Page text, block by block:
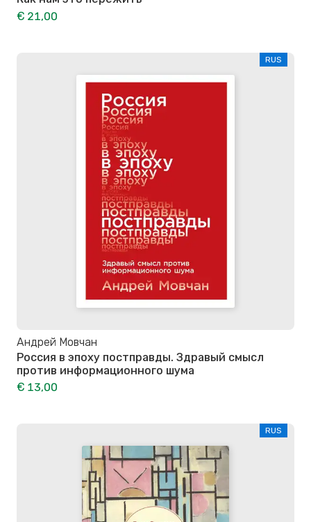
€ 21,00
RUS
Андрей Мовчан
Россия в эпоху постправды. Здравый смысл
против информационного шума
€ 13,00
RUS